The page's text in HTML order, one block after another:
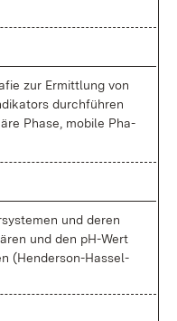
zur Er­mitt­lung von
durch­füh­ren
Pha­se, mo­bi­le Pha­
und de­ren
und den pH-Wert
(Hen­der­son-Has­sel­